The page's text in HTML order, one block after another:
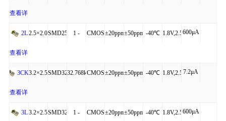
+85℃
查看详
细2L2.5×2.0×0.81SMD2520-1 - CMOS±20ppm±50ppm -40℃
+85℃
1.8V,2.5V,3.3V
600μA
查看详
细
3CKL3.2×2.5×0.95SMD3225-32.768kHzCMOS±20ppm±50ppm -40℃
+85℃
1.8V,2.5V,3.3V
7.2μA
查看详
细3L3.2×2.5×0.95SMD3225-1 - CMOS±20ppm±50ppm -40℃ 1.8V,2.5V,3.3V
600μA